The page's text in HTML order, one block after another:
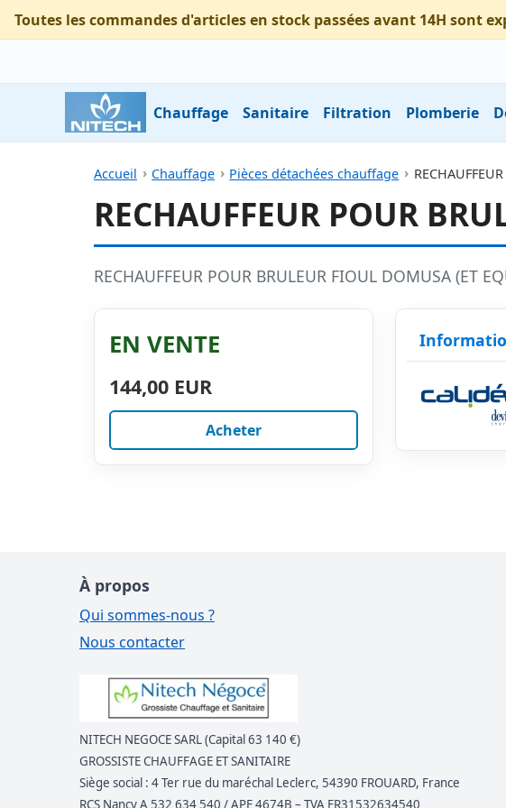
Toutes les commandes d'articles en stock passées avant 14H sont
Chauffage Sanitaire Filtration Plomberie
Accueil Chauffage Pièces détachées chauffage
RECHAUFFEUR POUR
RECHAUFFEUR POUR BRULEUR FIOUL DOMUSA (ET
EN VENTE
144,00 EUR
Acheter
À propos
Qui sommes-nous ?
Nous contacter
NITECH NEGOCE SARL (Capital 63 140 €)
GROSSISTE CHAUFFAGE ET SANITAIRE
Siège social : 4 Ter rue du maréchal Leclerc, 54390 FROUARD, France
RCS Nancy A 532 634 540 / APE 4674B – TVA FR31532634540